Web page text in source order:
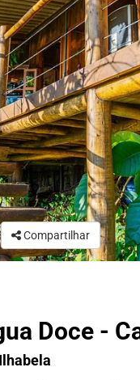
Compartilhar
Doce -